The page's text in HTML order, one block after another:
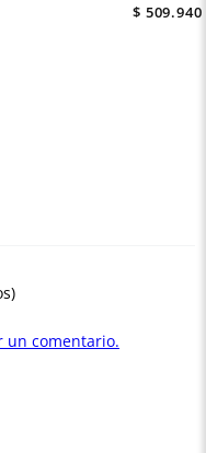
$ 509.940
un comentario.